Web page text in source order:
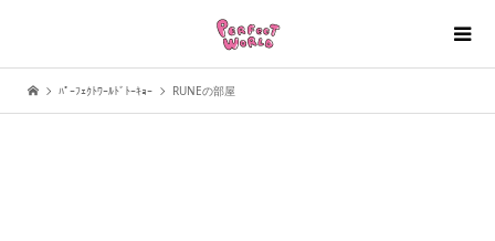
ﾊﾟｰﾌｪｸﾄﾜｰﾙﾄﾞﾄｰｷｮｰ RUNEの部屋